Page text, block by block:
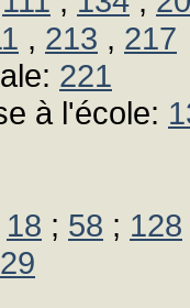
, 213 , 217
221
à l'école:
18 ; 58 ; 128